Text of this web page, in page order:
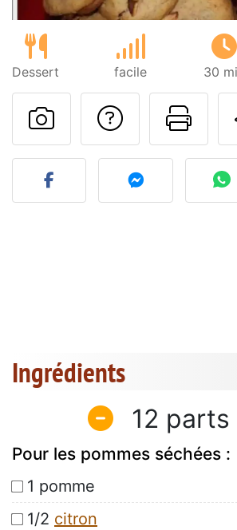
Dessert facile 30
Poser
Publier votre
Ingrédients
12
Pour les pommes séchées :
1 pomme
1/2 citron